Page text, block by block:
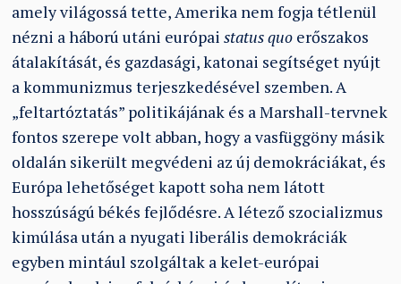
amely világossá tette, Amerika nem fogja tétlenül
nézni a háború utáni európaistatus quo erőszakos
átalakítását, és gazdasági, katonai segítséget nyújt
a kommunizmus terjeszkedésével szemben. A
„feltartóztatás” politikájának és a Marshall-tervnek
fontos szerepe volt abban, hogy a vasfüggöny másik
oldalán sikerült megvédeni az új demokráciákat, és
Európa lehetőséget kapott soha nem látott
hosszúságú békés fejlődésre. A létező szocializmus
kimúlása után a nyugati liberális demokráciák
egyben mintául szolgáltak a kelet-európai